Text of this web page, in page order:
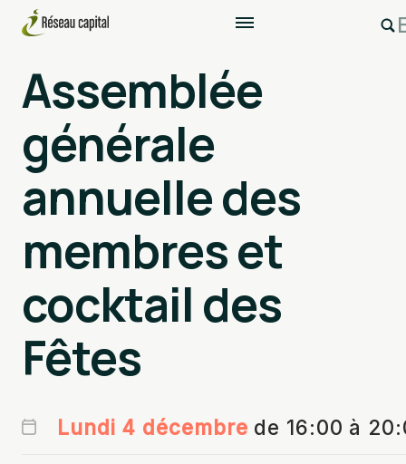
Assemblée
générale
annuelle des
membres et
cocktail des
Fêtes
Lundi 4 décembre de 16:00 à